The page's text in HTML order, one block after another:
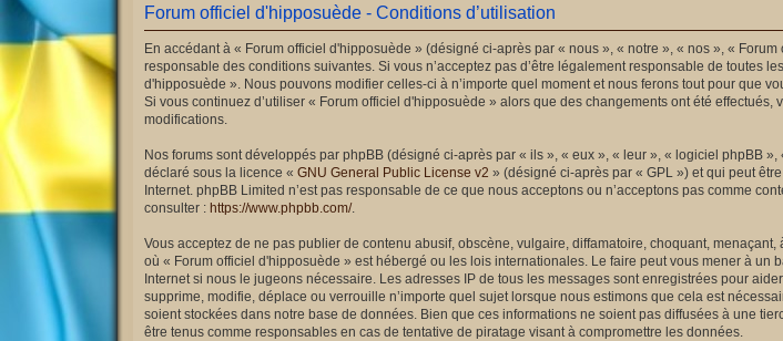
Forum officiel d'hipposuède - Conditions d’utilisation
En accédant à « Forum officiel d'hipposuède » (désigné ci-après par « nous », « notre », « nos », «
responsable des conditions suivantes. Si vous n’acceptez pas d’être légalement responsable de toutes
d'hipposuède ». Nous pouvons modifier celles-ci à n’importe quel moment et nous ferons tout pour que
Si vous continuez d’utiliser « Forum officiel d'hipposuède » alors que des changements ont été
modifications.
Nos forums sont développés par phpBB (désigné ci-après par « ils », « eux », « leur », « logiciel phpBB
déclaré sous la licence « GNU General Public License v2 » (désigné ci-après par « GPL ») et qui peut
Internet. phpBB Limited n’est pas responsable de ce que nous acceptons ou n’acceptons pas comme
consulter : https://www.phpbb.com/.
Vous acceptez de ne pas publier de contenu abusif, obscène, vulgaire, diffamatoire, choquant,
où « Forum officiel d'hipposuède » est hébergé ou les lois internationales. Le faire peut vous mener à un
Internet si nous le jugeons nécessaire. Les adresses IP de tous les messages sont enregistrées pour
supprime, modifie, déplace ou verrouille n’importe quel sujet lorsque nous estimons que cela est
soient stockées dans notre base de données. Bien que ces informations ne soient pas diffusées à une
être tenus comme responsables en cas de tentative de piratage visant à compromettre les données.